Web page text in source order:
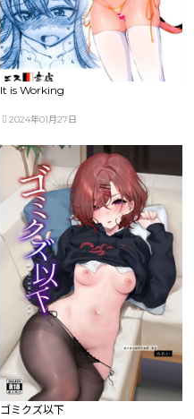
It is Working
2024年01月27日
ゴミクズ以下